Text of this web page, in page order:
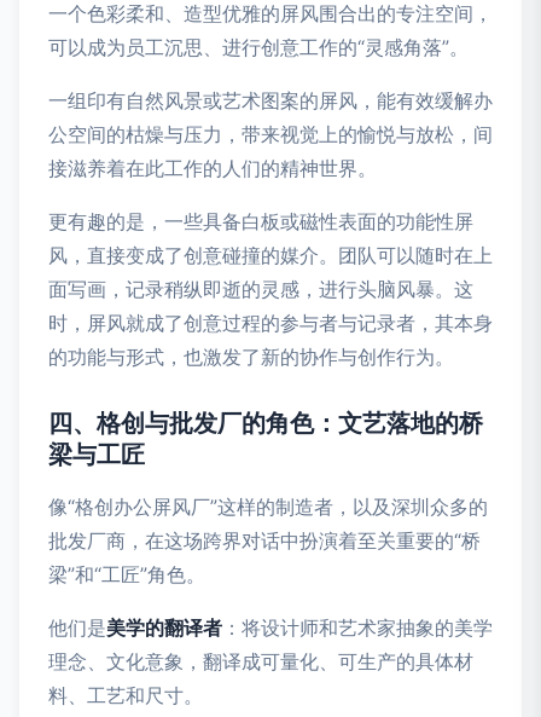
一个色彩柔和、造型优雅的屏风围合出的专注空间，
可以成为员工沉思、进行创意工作的“灵感角落”。
一组印有自然风景或艺术图案的屏风，能有效缓解办
公空间的枯燥与压力，带来视觉上的愉悦与放松，间
接滋养着在此工作的人们的精神世界。
更有趣的是，一些具备白板或磁性表面的功能性屏
风，直接变成了创意碰撞的媒介。团队可以随时在上
面写画，记录稍纵即逝的灵感，进行头脑风暴。这
时，屏风就成了创意过程的参与者与记录者，其本身
的功能与形式，也激发了新的协作与创作行为。
四、格创与批发厂的角色：文艺落地的桥
梁与工匠
像“格创办公屏风厂”这样的制造者，以及深圳众多的
批发厂商，在这场跨界对话中扮演着至关重要的“桥
梁”和“工匠”角色。
他们是美学的翻译者 ：将设计师和艺术家抽象的美学
理念、文化意象，翻译成可量化、可生产的具体材
料、工艺和尺寸。